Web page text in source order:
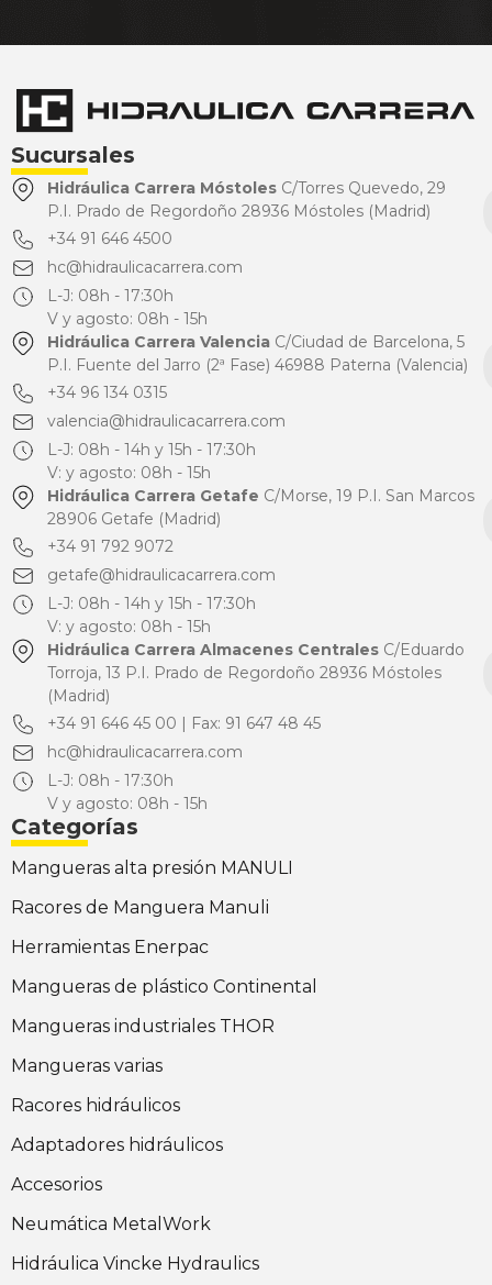
Sucursales
Hidráulica Carrera MóstolesC/Torres Quevedo, 29
P.I. Prado de Regordoño 28936 Móstoles (Madrid)
+34 91 646 4500
hc@hidraulicacarrera.com
L-J: 08h - 17:30h
V y agosto: 08h - 15h
Hidráulica Carrera ValenciaC/Ciudad de Barcelona, 5
P.I. Fuente del Jarro (2ª Fase) 46988 Paterna (Valencia)
+34 96 134 0315
valencia@hidraulicacarrera.com
L-J: 08h - 14h y 15h - 17:30h
V: y agosto: 08h - 15h
Hidráulica Carrera Getafe C/Morse, 19 P.I. San Marcos
28906 Getafe (Madrid)
+34 91 792 9072
getafe@hidraulicacarrera.com
L-J: 08h - 14h y 15h - 17:30h
V: y agosto: 08h - 15h
Hidráulica Carrera Almacenes CentralesC/Eduardo
Torroja, 13 P.I. Prado de Regordoño 28936 Móstoles
(Madrid)
+34 91 646 45 00 | Fax: 91 647 48 45
hc@hidraulicacarrera.com
L-J: 08h - 17:30h
V y agosto: 08h - 15h
Categorías
Mangueras alta presión MANULI
Racores de Manguera Manuli
Herramientas Enerpac
Mangueras de plástico Continental
Mangueras industriales THOR
Mangueras varias
Racores hidráulicos
Adaptadores hidráulicos
Accesorios
Neumática MetalWork
Hidráulica Vincke Hydraulics